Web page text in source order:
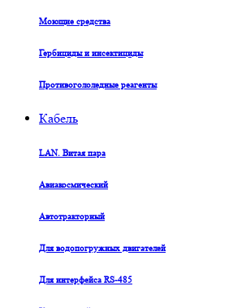
Моющие средства
Гербициды и инсектициды
Противогололедные реагенты
Кабель
LAN. Витая пара
Авиакосмический
Автотракторный
Для водопогружных двигателей
Для интерфейса RS-485